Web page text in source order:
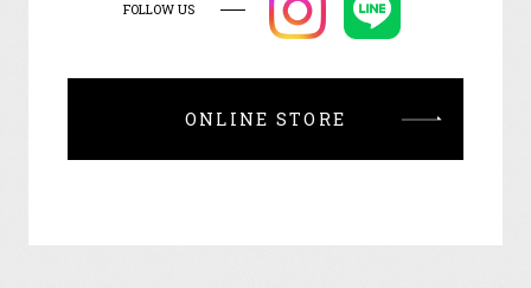
FOLLOW US
ONLINE STORE